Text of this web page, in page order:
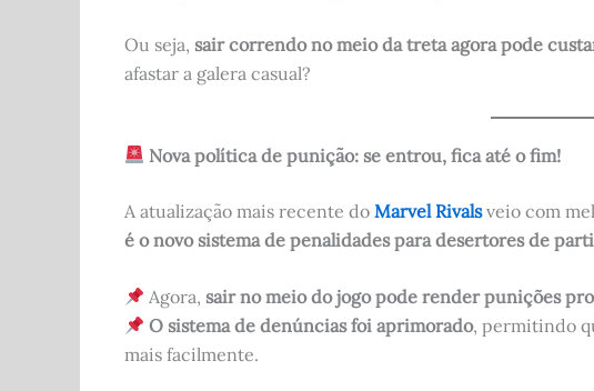
Ou seja, sair correndo no meio da treta agora pode
afastar a galera casual?
Nova política de punição: se entrou, fica até o fim!
A atualização mais recente do Marvel Rivalsveio com
é o novo sistema de penalidades para desertores de
Agora, sair no meio do jogo pode render punições
O sistema de denúncias foi aprimorado, permitindo
mais facilmente.